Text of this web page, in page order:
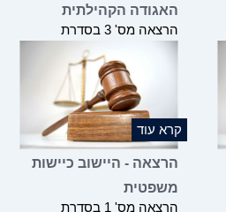
האגודה הקהילתית
הרצאה מס' 3 בסדרת
ההרצאות שהועברה
במסגרת הקורס "היבטים
בניהול היישוב הכפרי", אשר
הועבר ע"י משרדנו בשיתוף
תנועת אור ומשרד הכלכלה
במרץ 2017
קרא עוד
הרצאה - היישוב כיישות
משפטית
הרצאה מס' 1 בסדרת